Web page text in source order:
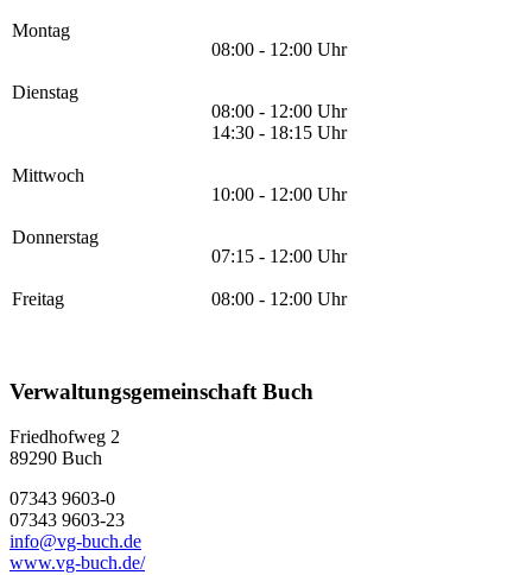
Montag
08:00 - 12:00 Uhr
Dienstag
08:00 - 12:00 Uhr
14:30 - 18:15 Uhr
Mittwoch
10:00 - 12:00 Uhr
Donnerstag
07:15 - 12:00 Uhr
Freitag 08:00 - 12:00 Uhr
Verwaltungsgemeinschaft Buch
Friedhofweg 2
89290 Buch
07343 9603-0
07343 9603-23
info@vg-buch.de
www.vg-buch.de/